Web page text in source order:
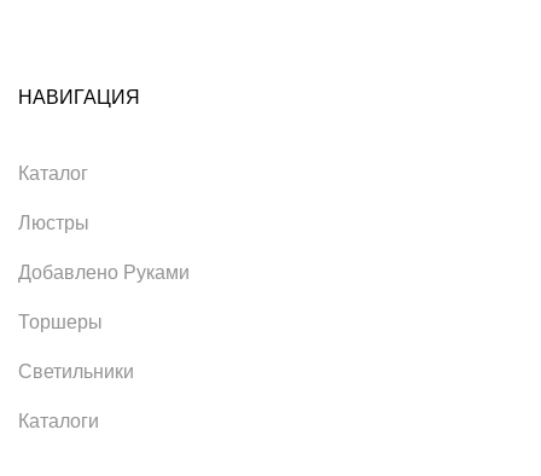
НАВИГАЦИЯ
Каталог
Люстры
Добавлено Руками
Торшеры
Светильники
Каталоги